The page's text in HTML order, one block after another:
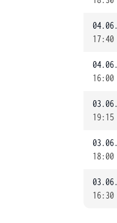
04.06.
17:40
04.06.
16:00
03.06.
19:15
03.06.
18:00
03.06.
16:30